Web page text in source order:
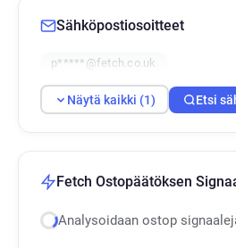
Sähköpostiosoitteet
p*****@fetch.co.uk
Näytä kaikki (1) Etsi
Fetch Ostopäätöksen
Analysoidaan ostop